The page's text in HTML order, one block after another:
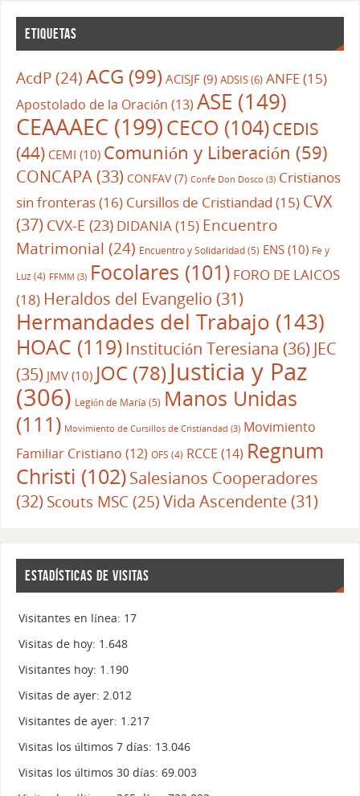
ETIQUETAS
AcdP(24) ACG (99) ACISJF(9) ADSIS(6) ANFE(15)
Apostolado de la Oración (13) ASE (149)
CEAAAEC (199)CECO (104)CEDIS
(44) CEMI (10) Comunión y Liberación (59)
CONCAPA(33) CONFAV(7) Confe Don Dosco (3) Cristianos
sin fronteras(16) Cursillos de Cristiandad (15) CVX
(37) CVX-E (23) DIDANIA(15) Encuentro
Matrimonial (24) Encuentro y Solidaridad(5) ENS(10) Fe y
Luz (4) FFMM (3) Focolares (101) FORO DE LAICOS
(18) Heraldos del Evangelio (31)
Hermandades del Trabajo (143)
HOAC (119) Institución Teresiana (36) JEC
(35) JMV(10) JOC(78)Justicia y Paz
(306) Legión de María (5) Manos Unidas
(111) Movimiento de Cursillos de Cristiandad (3) Movimiento
Familiar Cristiano (12) OFS (4) RCCE (14) Regnum
Christi (102)Salesianos Cooperadores
(32) Scouts MSC(25) Vida Ascendente(31)
ESTADÍSTICAS DE VISITAS
Visitantes en línea: 17
Visitas de hoy: 1.648
Visitantes hoy: 1.190
Visitas de ayer: 2.012
Visitantes de ayer: 1.217
Visitas los últimos 7 días: 13.046
Visitas los últimos 30 días: 69.003